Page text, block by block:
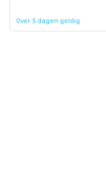
Over 5 dagen geldig